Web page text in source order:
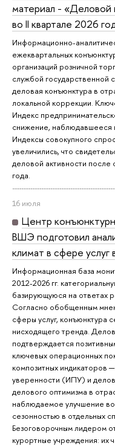
материал - «Деловой
во II квартале 2026
Информационно-
ежеквартальных
организаций розничной
службой государственной
деловая конъюнктура в
локальной коррекции.
Индекс
снижение, наблюдавшееся
Индексы совокупного
увеличились, что
деловой активности
года.
16 июля
Центр
ВШЭ подготовил
климат в сфере услуг
Информационная база
2012-2026 гг.
базирующуюся на ответах
Согласно обобщенным
сферы услуг, конъюнктура
нисходящего тренда.
подтверждается
ключевых операционных
композитных индикаторов
уверенности (ИПУ) и
делового оптимизма в
наблюдаемое улучшение
сезонностью в отдельных
Безоговорочным лидером
курортные учреждения: их